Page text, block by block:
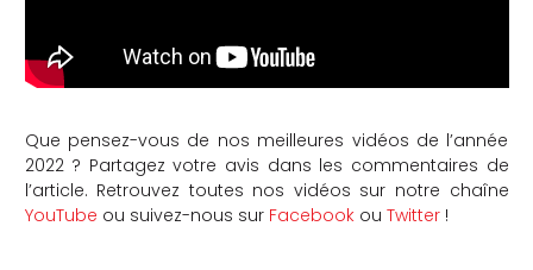
Que pensez-vous de nos meilleures vidéos de l’année
2022 ? Partagez votre avis dans les commentaires de
l’article. Retrouvez toutes nos vidéos sur notre chaîne
YouTube ou suivez-nous sur Facebookou Twitter!